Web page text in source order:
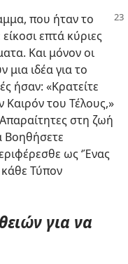
που ήταν το
είκοσι επτά κύριες
Και μόνον οι
μια ιδέα για το
ήσαν: «Κρατείτε
Καιρόν του Τέλους,»
στη ζωή
Βοηθήσετε
ως ‘Ένας
κάθε Τύπον
για να